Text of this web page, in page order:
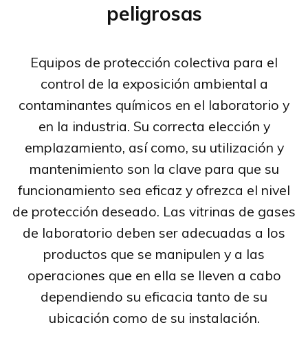
peligrosas
Equipos de protección colectiva para el
control de la exposición ambiental a
contaminantes químicos en el laboratorio y
en la industria. Su correcta elección y
emplazamiento, así como, su utilización y
mantenimiento son la clave para que su
funcionamiento sea eficaz y ofrezca el nivel
de protección deseado. Las vitrinas de gases
de laboratorio deben ser adecuadas a los
productos que se manipulen y a las
operaciones que en ella se lleven a cabo
dependiendo su eficacia tanto de su
ubicación como de su instalación.